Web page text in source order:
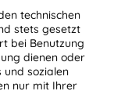
technischen
stets gesetzt
bei Benutzung
dienen oder
sozialen
nur mit Ihrer